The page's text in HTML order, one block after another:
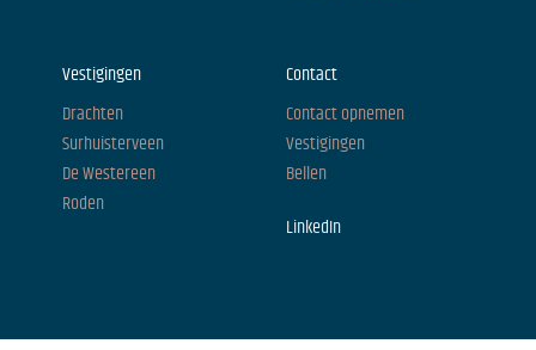
Vestigingen
Drachten
Surhuisterveen
De Westereen
Roden
Contact
Contact opnemen
Vestigingen
Bellen
LinkedIn